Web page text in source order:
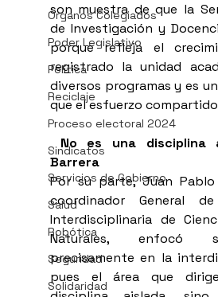
Órganos Colegiados
Poder Legislativo
Política
Reciclaje
Proceso electoral 2024
Sindicatos
Servicios de Gobierno
Salud
Robótica
Seguridad
Solidaridad
son muestra de que la
de Investigación y
porque refleja el
registrado la unidad
diversos programas y es
que el esfuerzo
No es una disciplina
Barrera
Por su parte, Juan
coordinador General
Interdisciplinaria de
Naturales, enfocó
precisamente en la
pues el área que